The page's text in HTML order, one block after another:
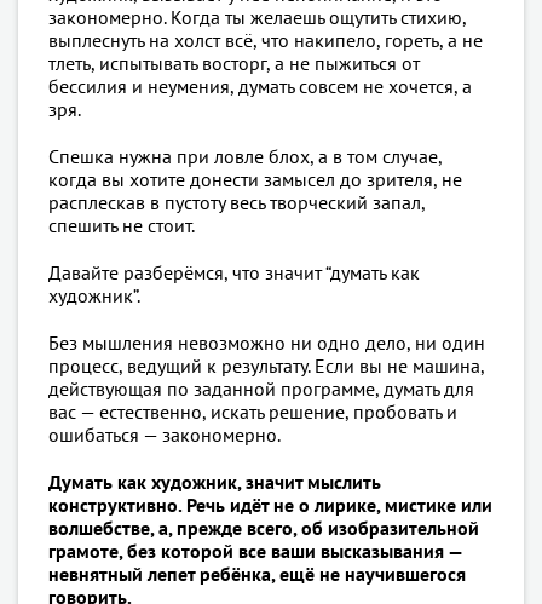
закономерно. Когда ты желаешь ощутить стихию,
выплеснуть на холст всё, что накипело, гореть, а не
тлеть, испытывать восторг, а не пыжиться от
бессилия и неумения, думать совсем не хочется, а
зря.
Спешка нужна при ловле блох, а в том случае,
когда вы хотите донести замысел до зрителя, не
расплескав в пустоту весь творческий запал,
спешить не стоит.
Давайте разберёмся, что значит “думать как
художник”.
Без мышления невозможно ни одно дело, ни один
процесс, ведущий к результату. Если вы не машина,
действующая по заданной программе, думать для
вас — естественно, искать решение, пробовать и
ошибаться — закономерно.
Думать как художник, значит мыслить
конструктивно. Речь идёт не о лирике, мистике или
волшебстве, а, прежде всего, об изобразительной
грамоте, без которой все ваши высказывания —
невнятный лепет ребёнка, ещё не научившегося
говорить.